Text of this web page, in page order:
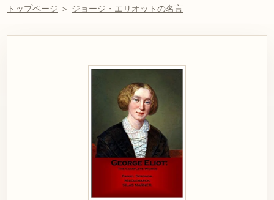
トップページ ＞ ジョージ・エリオットの名言